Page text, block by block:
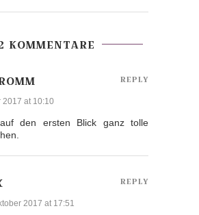
KOMMENTARE
2017 at 10:10
den ersten Blick ganz tolle
REPLY
2017 at 17:51
REPLY